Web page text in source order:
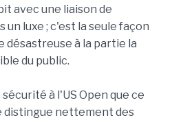
avec une liaison de
un luxe ; c'est la seule façon
à la partie la
du public.
à l'US Open que ce
distingue nettement des